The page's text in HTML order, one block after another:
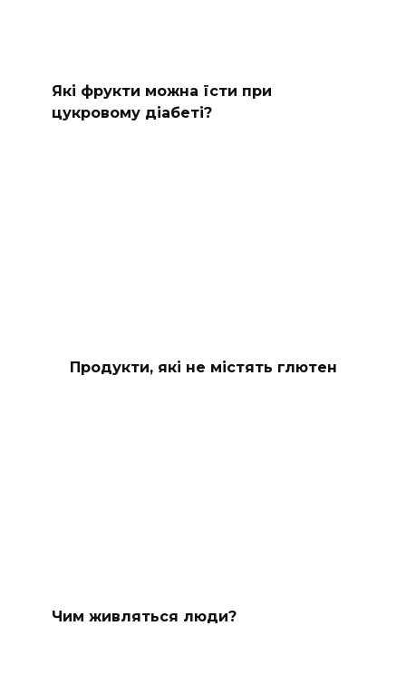
Які фрукти можна їсти при
цукровому діабеті?
Продукти, які не містять глютен
Чим живляться люди?